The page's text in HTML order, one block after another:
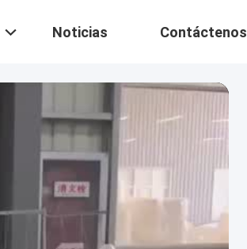
Noticias Contáctenos